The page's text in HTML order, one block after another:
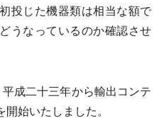
投じた機器類は相当な額で
うなっているのか確認させ
成二十三年から輸出コンテ
始いたしました。